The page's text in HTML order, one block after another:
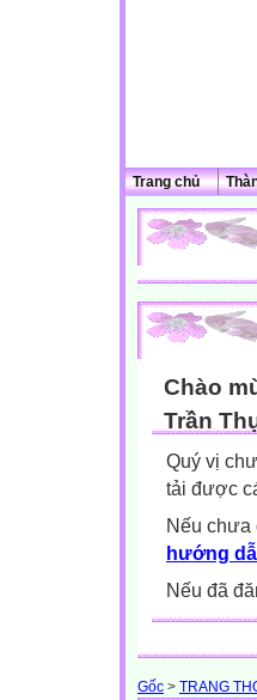
Trang chủ
Chào
Trần
Quý vị
tải được
Nếu chưa
hướng
Nếu đã
Gốc > TRANG